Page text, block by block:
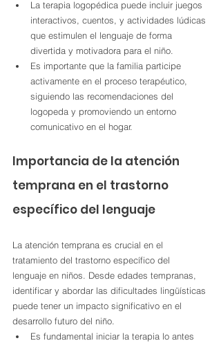
La terapia logopédica puede incluir juegos
interactivos, cuentos, y actividades lúdicas
que estimulen el lenguaje de forma
divertida y motivadora para el niño.
Es importante que la familia participe
activamente en el proceso terapéutico,
siguiendo las recomendaciones del
logopeda y promoviendo un entorno
comunicativo en el hogar.
Importancia de la atención
temprana en el trastorno
específico del lenguaje
La atención temprana es crucial en el
tratamiento del trastorno específico del
lenguaje en niños. Desde edades tempranas,
identificar y abordar las dificultades lingüísticas
puede tener un impacto significativo en el
desarrollo futuro del niño.
Es fundamental iniciar la terapia lo antes